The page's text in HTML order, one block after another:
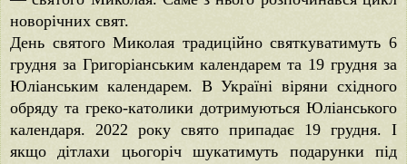
новорічних свят.
День святого Миколая традиційно святкуватимуть 6
грудня за Григоріанським календарем та 19 грудня за
Юліанським календарем. В Україні віряни східного
обряду та греко-католики дотримуються Юліанського
календаря. 2022 року свято припадає 19 грудня. І
якщо дітлахи цьогоріч шукатимуть подарунки під